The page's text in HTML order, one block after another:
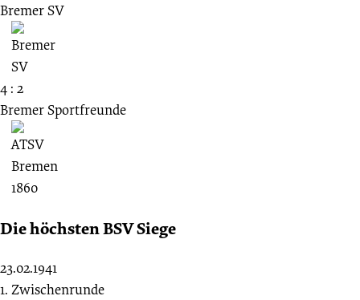
Bremer SV
4 : 2
Bremer Sportfreunde
Die höchsten BSV Siege
23.02.1941
1. Zwischenrunde